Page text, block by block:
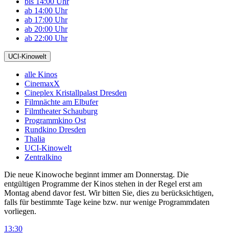
ab 14:00 Uhr
ab 17:00 Uhr
ab 20:00 Uhr
ab 22:00 Uhr
UCI-Kinowelt
alle Kinos
CinemaxX
Cineplex Kristallpalast Dresden
Filmnächte am Elbufer
Filmtheater Schauburg
Programmkino Ost
Rundkino Dresden
Thalia
UCI-Kinowelt
Zentralkino
Die neue Kinowoche beginnt immer am Donnerstag. Die
entgültigen Programme der Kinos stehen in der Regel erst am
Montag abend davor fest. Wir bitten Sie, dies zu berücksichtigen,
falls für bestimmte Tage keine bzw. nur wenige Programmdaten
vorliegen.
13:30